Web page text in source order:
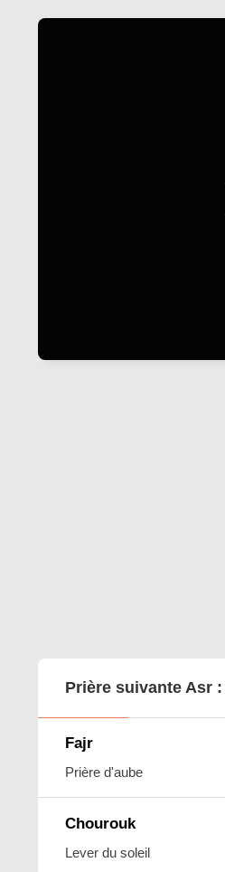
Prière suivante Asr :
Fajr
Prière d'aube
Chourouk
Lever du soleil